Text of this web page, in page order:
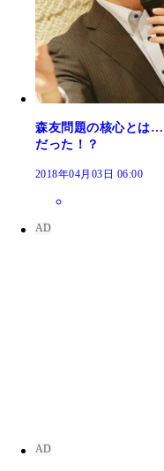
森友問題の核心とは
だった！？
2018年04月03日 06:00